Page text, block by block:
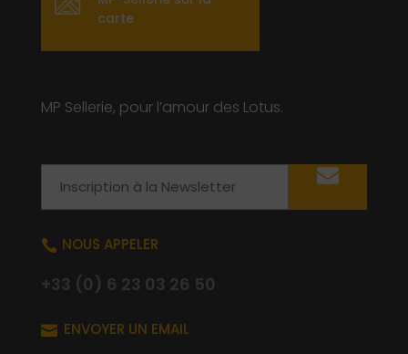
carte
MP Sellerie, pour l’amour des Lotus.
 NOUS APPELER
+33 (0) 6 23 03 26 50
 ENVOYER UN EMAIL